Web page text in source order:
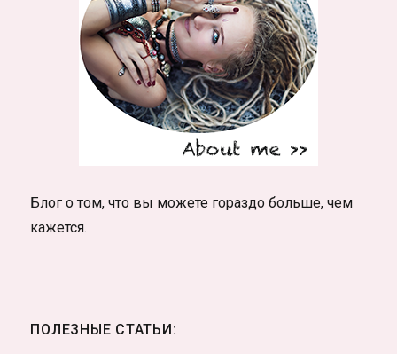
Блог о том, что вы можете гораздо больше, чем
кажется.
ПОЛЕЗНЫЕ СТАТЬИ: